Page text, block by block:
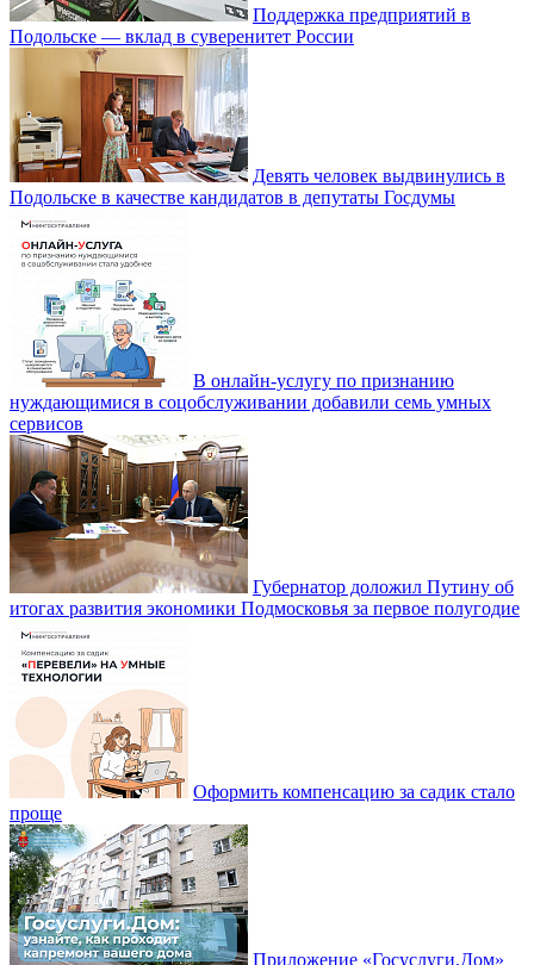
Поддержка предприятий в
Подольске — вклад в суверенитет России
Девять человек выдвинулись в
Подольске в качестве кандидатов в депутаты Госдумы
В онлайн-услугу по признанию
нуждающимися в соцобслуживании добавили семь умных
сервисов
Губернатор доложил Путину об
итогах развития экономики Подмосковья за первое полугодие
Оформить компенсацию за садик стало
проще
Приложение «Госуслуги.Дом»